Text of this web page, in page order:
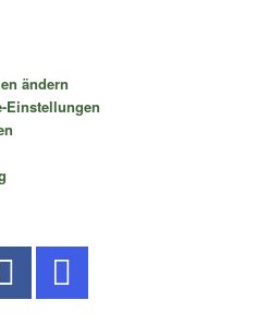
ändern
Einstellungen